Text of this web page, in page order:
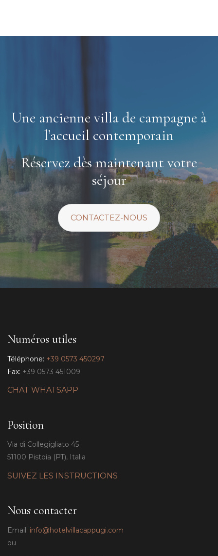
Une ancienne villa de campagne à
l’accueil contemporain
Réservez dès maintenant votre
séjour
CONTACTEZ-NOUS
Numéros utiles
Téléphone: +39 0573 450297
Fax: +39 0573 451009
CHAT WHATSAPP
Position
Via di Collegigliato 45
51100 Pistoia (PT), Italia
SUIVEZ LES INSTRUCTIONS
Nous contacter
Email: info@hotelvillacappugi.com
ou